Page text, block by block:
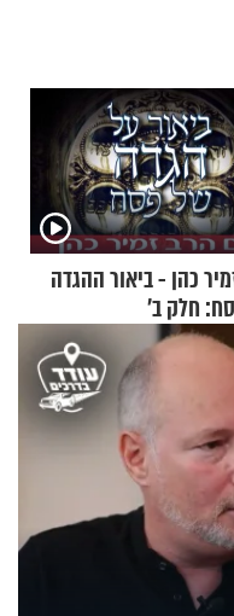
כהן - ביאור ההגדה
חלק ב’